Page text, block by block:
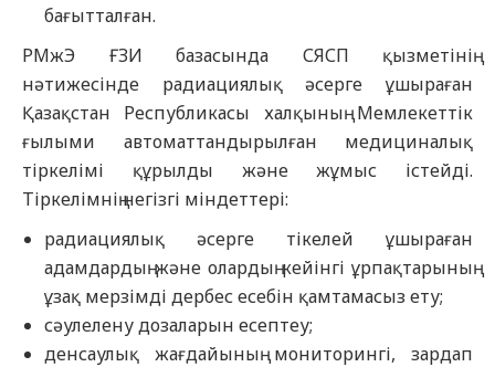
бағытталған.
РМжЭ ҒЗИ базасында СЯСП қызметінің
нәтижесінде радиациялық әсерге ұшыраған
Қазақстан Республикасы халқының Мемлекеттік
ғылыми автоматтандырылған медициналық
тіркелімі құрылды және жұмыс істейді.
Тіркелімнің негізгі міндеттері:
радиациялық әсерге тікелей ұшыраған
адамдардың және олардың кейінгі ұрпақтарының
ұзақ мерзімді дербес есебін қамтамасыз ету;
сәулелену дозаларын есептеу;
денсаулық жағдайының мониторингі, зардап